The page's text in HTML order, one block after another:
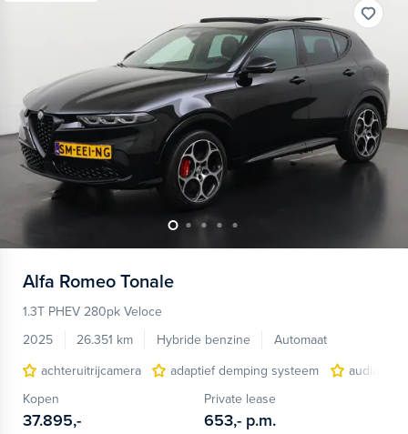
Alfa Romeo Tonale
1.3T PHEV 280pk Veloce
2025
26.351 km Hybride benzine
Automaat
achteruitrijcamera
adaptief demping systeem
audio
Kopen
37.895,-
Private lease
653,- p.m.